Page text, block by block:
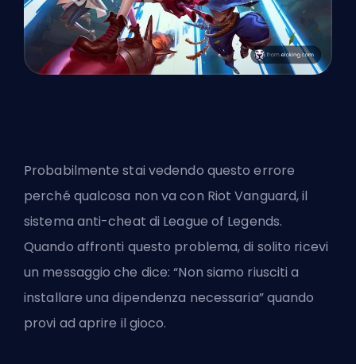
Probabilmente stai vedendo questo errore
perché qualcosa non va con Riot Vanguard, il
sistema anti-cheat di League of Legends.
Quando affronti questo problema, di solito ricevi
un messaggio che dice: “Non siamo riusciti a
installare una dipendenza necessaria” quando
provi ad aprire il gioco.